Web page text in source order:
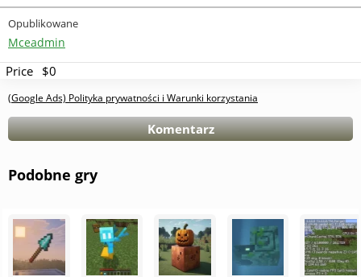
Opublikowane
Mceadmin
Price $0
(Google Ads) Polityka prywatności i Warunki korzystania
Komentarz
Podobne gry